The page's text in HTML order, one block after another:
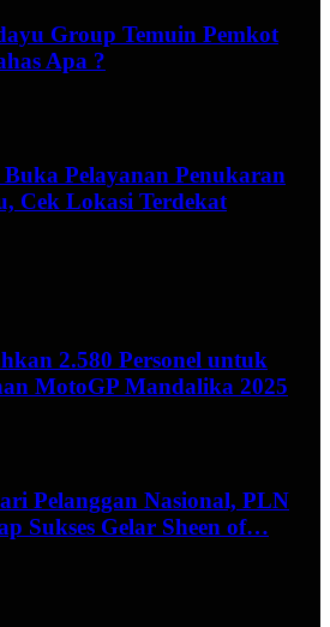
Group Temuin Pemkot
Apa ?
Pelayanan Penukaran
Cek Lokasi Terdekat
2.580 Personel untuk
MotoGP Mandalika 2025
Pelanggan Nasional, PLN
Sukses Gelar Sheen of…